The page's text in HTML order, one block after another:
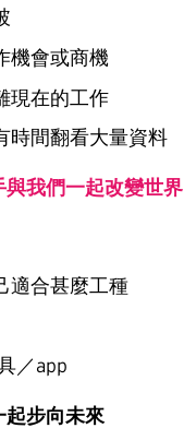
機會或商機
現在的工作
時間翻看大量資料
我們一起改變世界
適合甚麼工種
／app
起步向未來